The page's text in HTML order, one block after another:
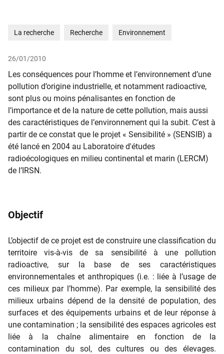
La recherche Recherche Environnement
26/01/2010
Les conséquences pour l’homme et l’environnement d’une
pollution d’origine industrielle, et notamment radioactive,
sont plus ou moins pénalisantes en fonction de
l’importance et de la nature de cette pollution, mais aussi
des caractéristiques de l’environnement qui la subit. C’est à
partir de ce constat que le projet « Sensibilité » (SENSIB) a
été lancé en 2004 au Laboratoire d'études
radioécologiques en milieu continental et marin (LERCM)
de l’IRSN.
Objectif
L’objectif de ce projet est de construire une classification du
territoire vis-à-vis de sa sensibilité à une pollution
radioactive, sur la base de ses caractéristiques
environnementales et anthropiques (i.e. : liée à l’usage de
ces milieux par l’homme). Par exemple, la sensibilité des
milieux urbains dépend de la densité de population, des
surfaces et des équipements urbains et de leur réponse à
une contamination ; la sensibilité des espaces agricoles est
liée à la chaîne alimentaire en fonction de la
contamination du sol, des cultures ou des élevages.